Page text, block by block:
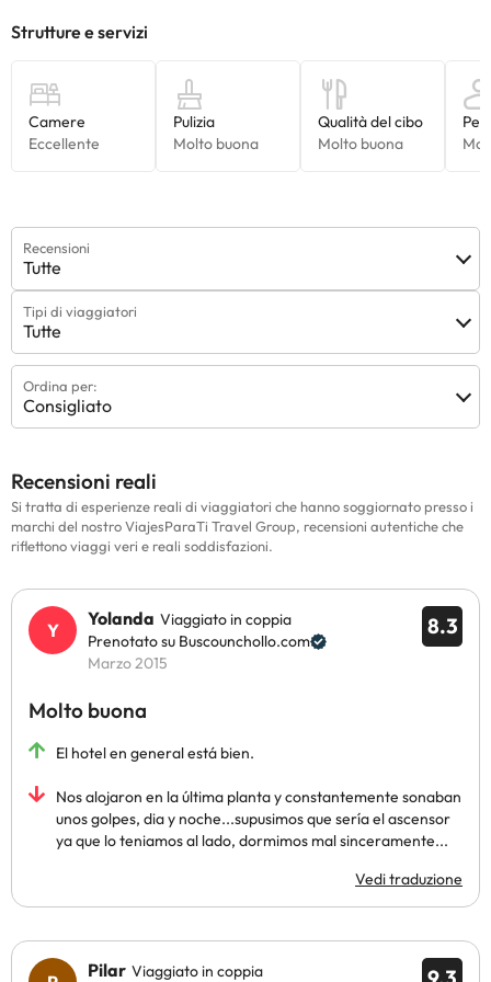
Recensioni
Tutte
Tipi di viaggiatori
Tutte
Ordina per:
Consigliato
Recensioni reali
Si tratta di esperienze reali di viaggiatori che hanno soggiornato presso i
marchi del nostro ViajesParaTi Travel Group, recensioni autentiche che
riflettono viaggi veri e reali soddisfazioni.
8.3
Yolanda Viaggiato in coppia
Prenotato su Buscounchollo.com
Marzo 2015
Molto buona
El hotel en general está bien.
Nos alojaron en la última planta y constantemente sonaban
unos golpes, dia y noche...supusimos que sería el ascensor
ya que lo teniamos al lado, dormimos mal sinceramente...
Vedi traduzione
Pilar Viaggiato in coppia